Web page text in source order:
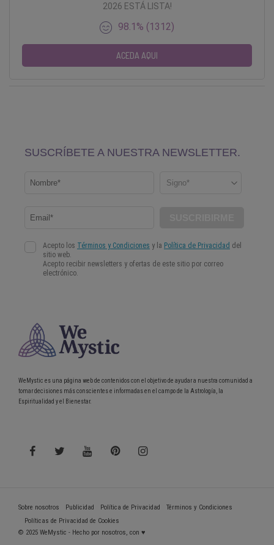
2026 ESTÁ LISTA!
98.1% (1312)
ACEDA AQUI
WeMystic es una página web de contenidos con el objetivo de ayudar a nuestra comunidad a
tomar decisiones más conscientes e informadas en el campo de la Astrología, la
Espiritualidad y el Bienestar.
Sobre nosotros Publicidad Política de Privacidad
Términos y Condiciones
Políticas de Privacidad de Cookies
© 2025 WeMystic - Hecho por nosotros, con ♥